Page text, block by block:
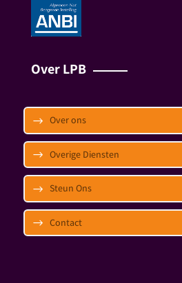
Over LPB
Over ons
Overige Diensten
Steun Ons
Contact